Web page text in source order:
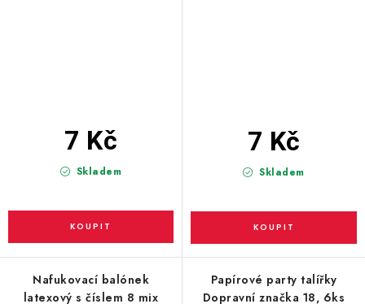
Skladem
7 Kč
Skladem
7 Kč
Nafukovací balónek
latexový s číslem 8 mix
Papírové party talířky
Dopravní značka 18, 6ks